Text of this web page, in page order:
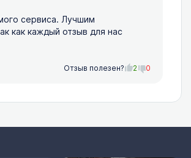
сервиса. Лучшим
как каждый отзыв для нас
Отзыв полезен? 2 0